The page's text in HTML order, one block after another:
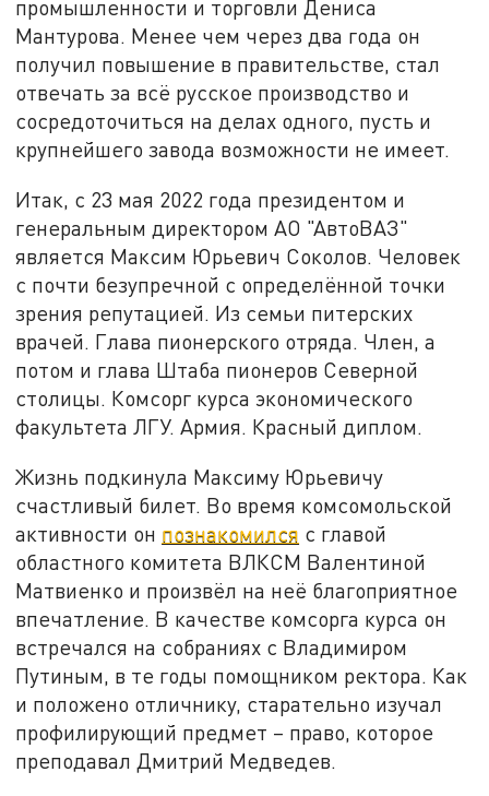
промышленности и торговли Дениса
Мантурова. Менее чем через два года он
получил повышение в правительстве, стал
отвечать за всё русское производство и
сосредоточиться на делах одного, пусть и
крупнейшего завода возможности не имеет.
Итак, с 23 мая 2022 года президентом и
генеральным директором АО "АвтоВАЗ"
является Максим Юрьевич Соколов. Человек
с почти безупречной с определённой точки
зрения репутацией. Из семьи питерских
врачей. Глава пионерского отряда. Член, а
потом и глава Штаба пионеров Северной
столицы. Комсорг курса экономического
факультета ЛГУ. Армия. Красный диплом.
Жизнь подкинула Максиму Юрьевичу
счастливый билет. Во время комсомольской
активности он познакомился с главой
областного комитета ВЛКСМ Валентиной
Матвиенко и произвёл на неё благоприятное
впечатление. В качестве комсорга курса он
встречался на собраниях с Владимиром
Путиным, в те годы помощником ректора. Как
и положено отличнику, старательно изучал
профилирующий предмет – право, которое
преподавал Дмитрий Медведев.